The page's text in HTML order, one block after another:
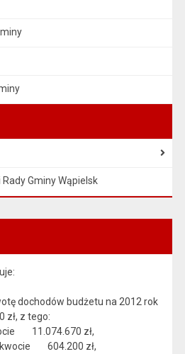
Gminy Wąpielsk
dochodów budżetu na 2012 rok
zł, z tego:
11.074.670 zł,
kwocie 604.200 zł,